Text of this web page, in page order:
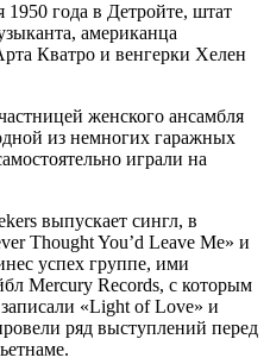
года в Детройте, штат
американца
Кватро и венгерки Хелен
женского ансамбля
из немногих гаражных
играли на
выпускает сингл, в
Thought You’d Leave Me» и
успех группе, ими
Mercury Records, с которым
«Light of Love» и
ряд выступлений перед